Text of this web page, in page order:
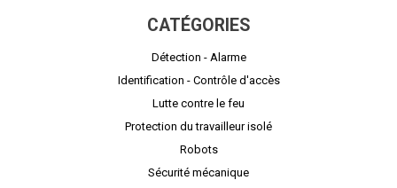
CATÉGORIES
Détection - Alarme
Identification - Contrôle d'accès
Lutte contre le feu
Protection du travailleur isolé
Robots
Sécurité mécanique